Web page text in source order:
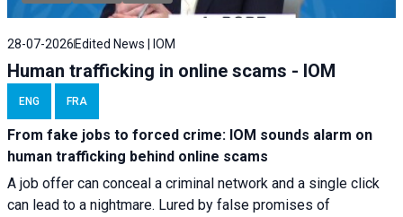
28-07-2026 Edited News | IOM
Human trafficking in online scams - IOM
ENG FRA
From fake jobs to forced crime: IOM sounds alarm on
human trafficking behind online scams
A job offer can conceal a criminal network and a single click
can lead to a nightmare. Lured by false promises of